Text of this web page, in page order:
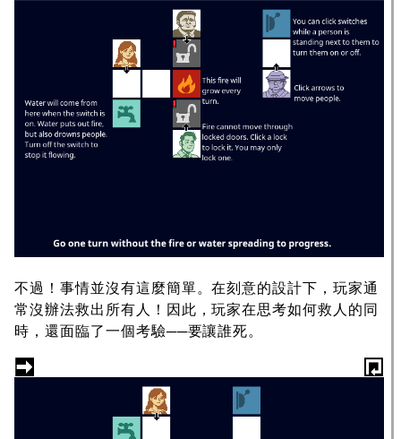
不過！事情並沒有這麼簡單。在刻意的設計下，玩家通
常沒辦法救出所有人！因此，玩家在思考如何救人的同
時，還面臨了一個考驗──要讓誰死。